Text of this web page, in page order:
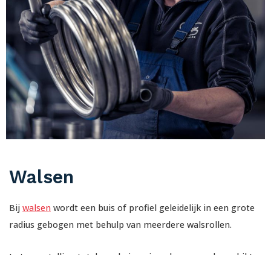
Walsen
Bij walsen wordt een buis of profiel geleidelijk in een grote
radius gebogen met behulp van meerdere walsrollen.